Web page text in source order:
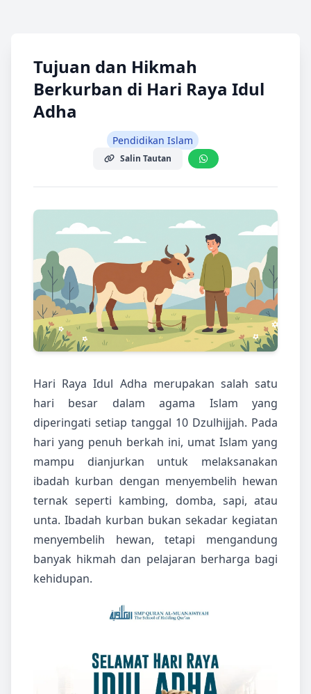
Tujuan dan Hikmah
Berkurban di Hari Raya Idul
Adha
Pendidikan Islam
Salin Tautan
Hari Raya Idul Adha merupakan salah satu
hari besar dalam agama Islam yang
diperingati setiap tanggal 10 Dzulhijjah. Pada
hari yang penuh berkah ini, umat Islam yang
mampu dianjurkan untuk melaksanakan
ibadah kurban dengan menyembelih hewan
ternak seperti kambing, domba, sapi, atau
unta. Ibadah kurban bukan sekadar kegiatan
menyembelih hewan, tetapi mengandung
banyak hikmah dan pelajaran berharga bagi
kehidupan.